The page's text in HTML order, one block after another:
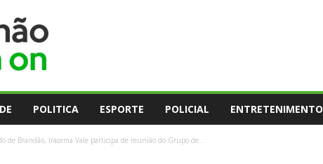
POLITICA ESPORTE POLICIAL ENTRETENIMENTO
de Brandão, Iracema Vale participa de reunião do Grupo de...